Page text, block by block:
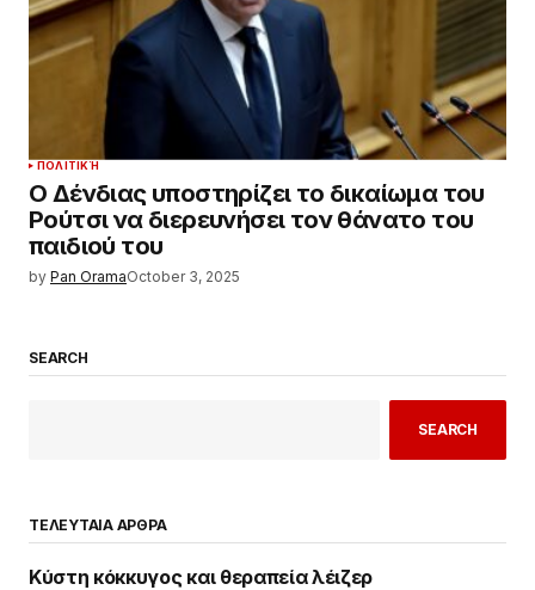
ΠΟΛΙΤΙΚΉ
Ο Δένδιας υποστηρίζει το δικαίωμα του
Ρούτσι να διερευνήσει τον θάνατο του
παιδιού του
by Pan OramaOctober 3, 2025
SEARCH
SEARCH
ΤΕΛΕΥΤΑΙΑ ΑΡΘΡΑ
Κύστη κόκκυγος και θεραπεία λέιζερ